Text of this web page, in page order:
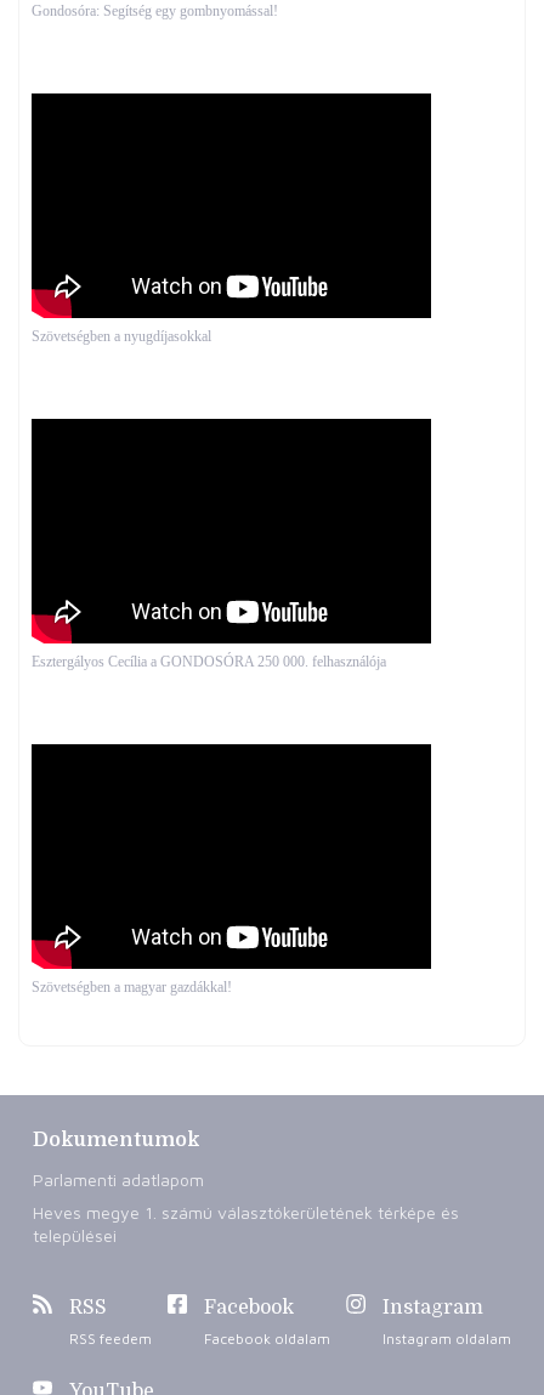
Gondosóra: Segítség egy gombnyomással!
Szövetségben a nyugdíjasokkal
Esztergályos Cecília a GONDOSÓRA 250 000. felhasználója
Szövetségben a magyar gazdákkal!
Dokumentumok
Parlamenti adatlapom
Heves megye 1. számú választókerületének térképe és
települései
RSS
RSS feedem
Facebook
Facebook oldalam
Instagram
Instagram oldalam